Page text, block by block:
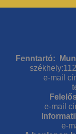
Fenntartó:
e-mail
e-mail
e-